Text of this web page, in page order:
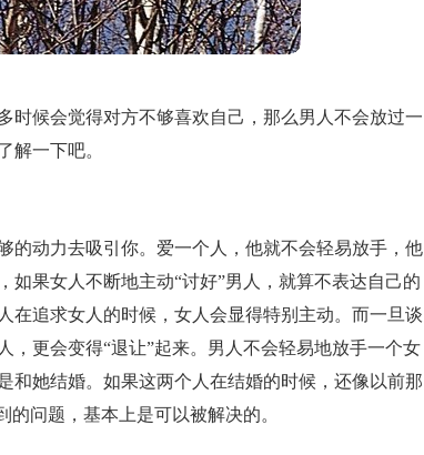
时候会觉得对方不够喜欢自己，那么男人不会放过一
解一下吧。
的动力去吸引你。爱一个人，他就不会轻易放手，他
果女人不断地主动“讨好”男人，就算不表达自己的
在追求女人的时候，女人会显得特别主动。而一旦谈
更会变得“退让”起来。男人不会轻易地放手一个女
和她结婚。如果这两个人在结婚的时候，还像以前那
问题，基本上是可以被解决的。